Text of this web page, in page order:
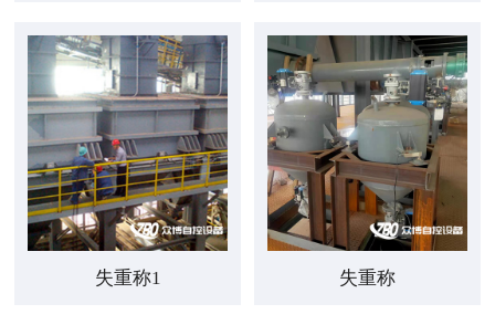
失重称1 失重称